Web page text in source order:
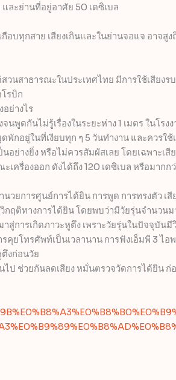
ละย่านที่อยู่อาศัย 50 เดซิเบล
อบทุกสาย เสียงเกินและในย่านจอแจ อาจสูง
วนสาธารณะในประเทศไทย มีการใช้เสียงร
รบิก
อย่างไร
นพูดกันไม่รู้เรื่องในระยะห่าง 1 เมตร ในโรง
พักอยู่ในที่เงียบทุก ๆ 5 วันทำงาน และควรใช้
อย่างยิ่ง หรือไม่ควรสัมผัสเลย โดยเฉพาะเสี
เครื่องออก ดังได้ถึง 120 เดซิเบล หรือมากก
ยการศูนย์การได้ยิน การพูด การทรงตัว เสี
ฤติทางการได้ยิน โดยพบว่ามีวัยรุ่นจำนวนม
สู่การเกิดภาวะหูตึง เพราะวัยรุ่นในปัจจุบัน
คุยโทรศัพท์เป็นเวลานาน การฟังเอ็มพี 3 ไอ
ตึงก่อนวัย
ไป ช่วยกันลดเสียง หมั่นตรวจวัดการได้ยิน ก่